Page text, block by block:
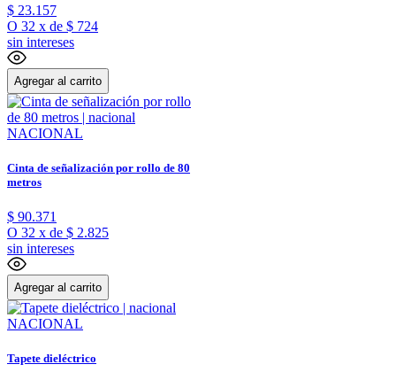
$ 23.157
O 32 x de $ 724
sin intereses
Agregar al carrito
NACIONAL
Cinta de señalización por rollo de 80
metros
$ 90.371
O 32 x de $ 2.825
sin intereses
Agregar al carrito
NACIONAL
Tapete dieléctrico